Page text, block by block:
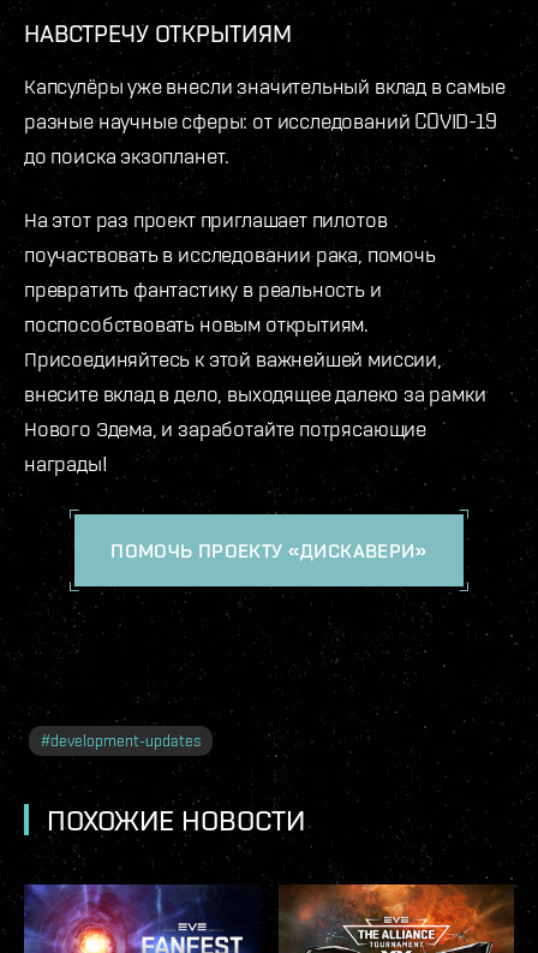
НАВСТРЕЧУ ОТКРЫТИЯМ
Капсулёры уже внесли значительный вклад в самые
разные научные сферы: от исследований COVID-19
до поиска экзопланет.
На этот раз проект приглашает пилотов
поучаствовать в исследовании рака, помочь
превратить фантастику в реальность и
поспособствовать новым открытиям.
Присоединяйтесь к этой важнейшей миссии,
внесите вклад в дело, выходящее далеко за рамки
Нового Эдема, и заработайте потрясающие
награды!
ПОМОЧЬ ПРОЕКТУ «ДИСКАВЕРИ»
#development-updates
ПОХОЖИЕ НОВОСТИ